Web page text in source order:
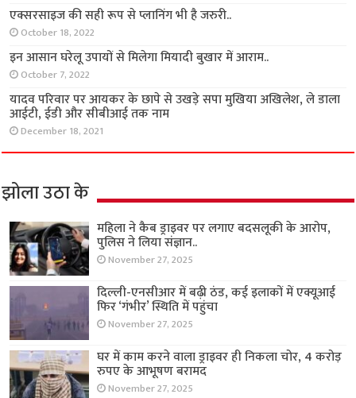
एक्सरसाइज की सही रूप से प्लानिंग भी है जरुरी..
October 18, 2022
इन आसान घरेलू उपायों से मिलेगा मियादी बुखार में आराम..
October 7, 2022
यादव परिवार पर आयकर के छापे से उखड़े सपा मुखिया अखिलेश, ले डाला
आईटी, ईडी और सीबीआई तक नाम
December 18, 2021
झोला उठा के
महिला ने कैब ड्राइवर पर लगाए बदसलूकी के आरोप,
पुलिस ने लिया संज्ञान..
November 27, 2025
दिल्ली-एनसीआर में बढ़ी ठंड, कई इलाकों में एक्यूआई
फिर ‘गंभीर’ स्थिति में पहुंचा
November 27, 2025
घर में काम करने वाला ड्राइवर ही निकला चोर, 4 करोड़
रुपए के आभूषण बरामद
November 27, 2025